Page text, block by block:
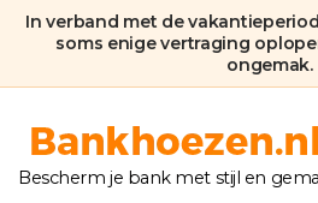
In verband met de
soms enige vertraging
ongemak.
Bankhoezen.nl
Bescherm je bank met stijl en